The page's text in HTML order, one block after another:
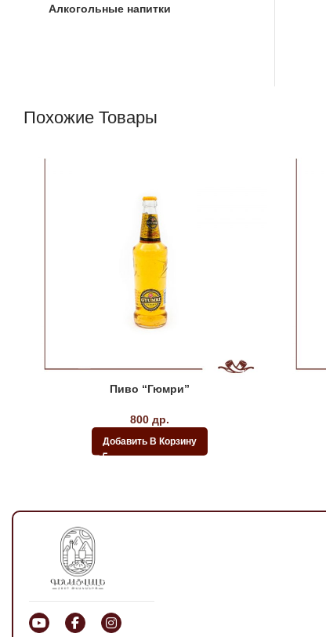
Алкогольные напитки
Похожие Товары
Пиво “Гюмри”
800др.
Добавить В Корзину